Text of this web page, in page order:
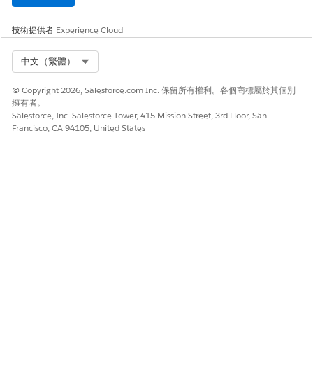
知使用者來減少延遲,這有助於避免流程瓶頸。
此文章是否解決您的問題？
是
技術提供者 Experience Cloud
中文（繁體）
© Copyright 2026, Salesforce.com Inc. 保留所有權利。各個商標屬於其個別
擁有者。
Salesforce, Inc. Salesforce Tower, 415 Mission Street, 3rd Floor, San
Francisco, CA 94105, United States